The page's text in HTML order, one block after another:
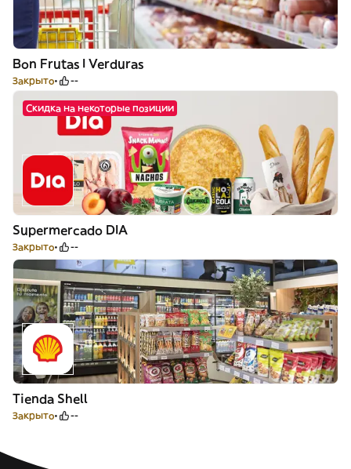
Bon Frutas I Verduras
Закрыто --
Скидка на некоторые позиции
Supermercado DIA
Закрыто --
Tienda Shell
Закрыто --